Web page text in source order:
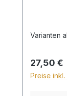
innerhalb
Für den
Varianten
27,50 €
Preise